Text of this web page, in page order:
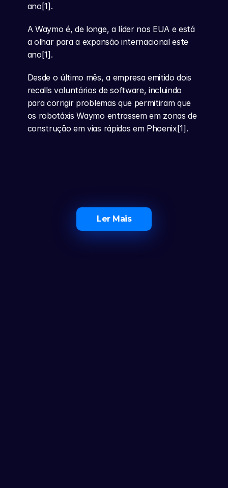
ano[1].
A Waymo é, de longe, a líder nos EUA e está
a olhar para a expansão internacional este
ano[1].
Desde o último mês, a empresa emitido dois
recalls voluntários de software, incluindo
para corrigir problemas que permitiram que
os robotáxis Waymo entrassem em zonas de
construção em vias rápidas em Phoenix[1].
Ler Mais